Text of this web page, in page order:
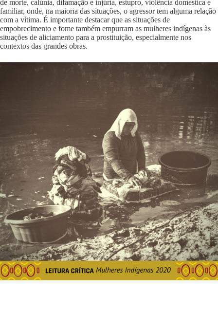
de morte, calúnia, difamação e injúria, estupro, violência doméstica e
familiar, onde, na maioria das situações, o agressor tem alguma relação
com a vítima. É importante destacar que as situações de
empobrecimento e fome também empurram as mulheres indígenas às
situações de aliciamento para a prostituição, especialmente nos
contextos das grandes obras.